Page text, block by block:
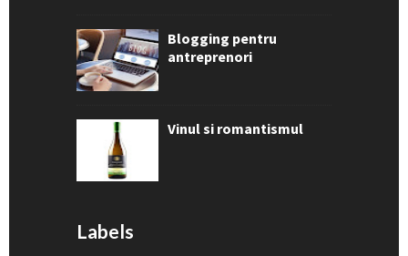
Blogging pentru
antreprenori
Vinul si romantismul
Labels